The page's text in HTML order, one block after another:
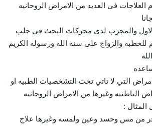
العلاجات فى العديد من الامراض الروحانيه
والمجرب لدي محركات البحث فى جلب
للخطبه والزواج على سنة الله ورسوله الكريم
التي لا تاتي تحت التشخصيات الطبيه او
الباطنيه وغيرها من الامراض الروحانيه
:
من مس وحسد وعين ولمسه وغيرها علاج